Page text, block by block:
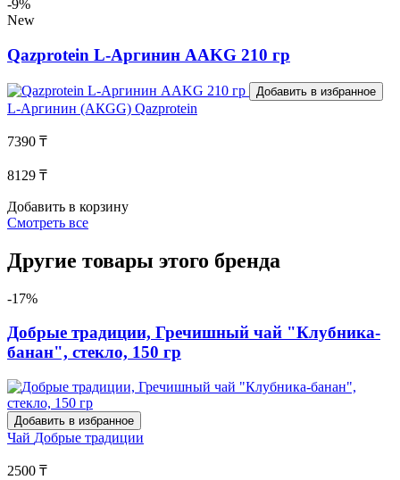
-9%
New
Qazprotein L-Аргинин AAKG 210 гр
Добавить в избранное
L-Аргинин (АКGG) Qazprotein
7390 ₸
8129 ₸
Добавить в корзину
Смотреть все
Другие товары этого бренда
-17%
Добрые традиции, Гречишный чай "Клубника-
банан", стекло, 150 гр
Добавить в избранное
Чай Добрые традиции
2500 ₸